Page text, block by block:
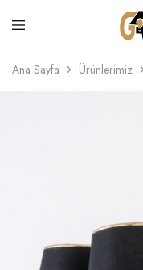
Gündüz
Aydınlatma
Özel
Tasarım
Ürünler
Ana Sayfa Ürünlerimiz